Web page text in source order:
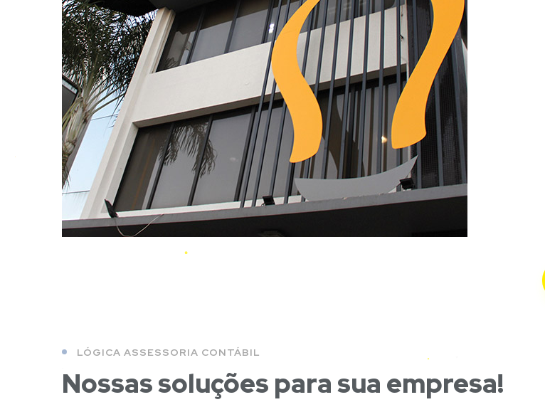
LÓGICA ASSESSORIA CONTÁBIL
Nossas soluções para sua empresa!